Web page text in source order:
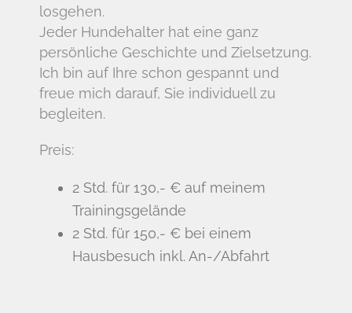
losgehen.
Jeder Hundehalter hat eine ganz
persönliche Geschichte und Zielsetzung.
Ich bin auf Ihre schon gespannt und
freue mich darauf, Sie individuell zu
begleiten.
Preis:
2 Std. für 130,- € auf meinem
Trainingsgelände
2 Std. für 150,- € bei einem
Hausbesuch inkl. An-/Abfahrt